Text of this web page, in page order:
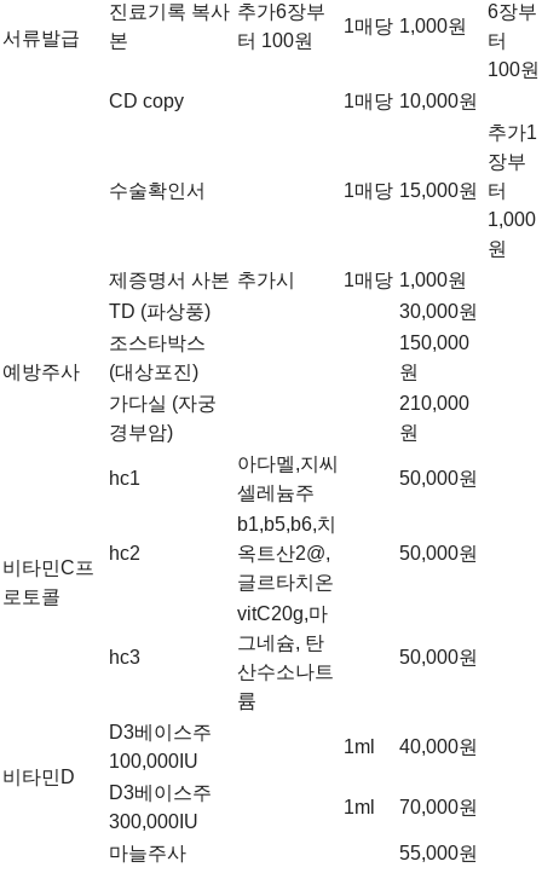
서류발급
진료기록 복사
본
추가6장부
터 100원
1매당 1,000원
6장부
터
100원
CD copy
1매당 10,000원
수술확인서 1매당 15,000원
추가1
장부
터
1,000
원
제증명서 사본 추가시 1매당 1,000원
예방주사
TD (파상풍)
30,000원
조스타박스
(대상포진)
150,000
원
가다실 (자궁
경부암)
210,000
원
비타민C프
로토콜
hc1
아다멜,지씨
셀레늄주
50,000원
hc2
b1,b5,b6,치
옥트산2@,
글르타치온
50,000원
hc3
vitC20g,마
그네슘, 탄
산수소나트
륨
50,000원
비타민D
D3베이스주
100,000IU
1ml 40,000원
D3베이스주
300,000IU
1ml 70,000원
마늘주사
55,000원